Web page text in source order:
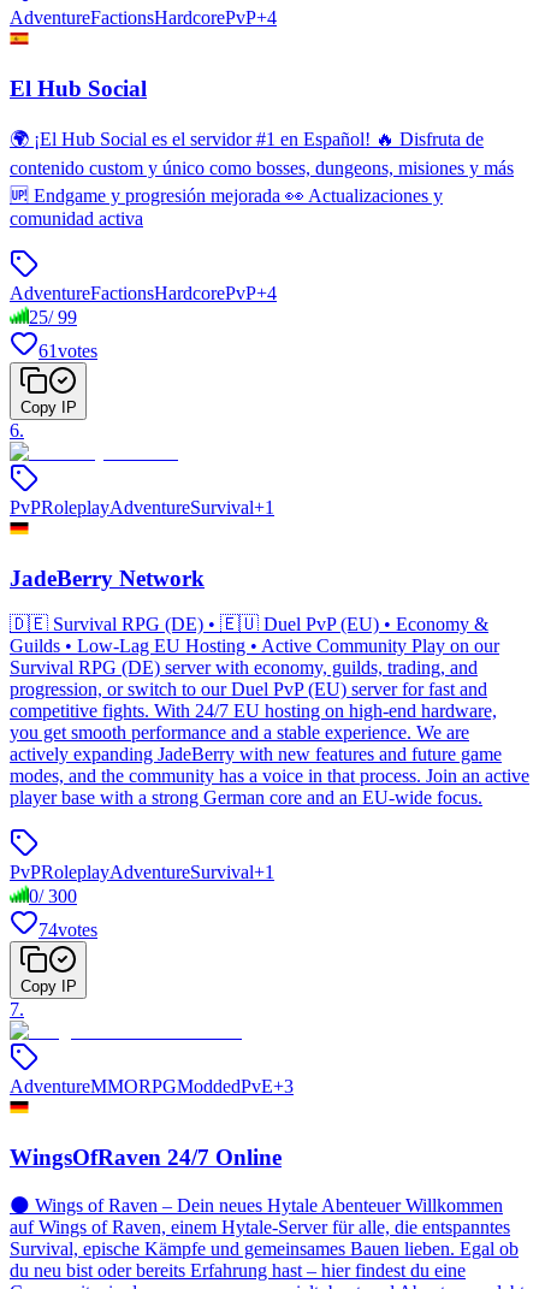
AdventureFactionsHardcorePvP+4
El Hub Social
🌍 ¡El Hub Social es el servidor #1 en Español! 🔥 Disfruta de
contenido custom y único como bosses, dungeons, misiones y más
🆙 Endgame y progresión mejorada 👀 Actualizaciones y
comunidad activa
AdventureFactionsHardcorePvP+4
25/99
61votes
Copy IP
6.
PvPRoleplayAdventureSurvival+1
JadeBerry Network
🇩🇪 Survival RPG (DE) • 🇪🇺 Duel PvP (EU) • Economy &
Guilds • Low-Lag EU Hosting • Active Community Play on our
Survival RPG (DE) server with economy, guilds, trading, and
progression, or switch to our Duel PvP (EU) server for fast and
competitive fights. With 24/7 EU hosting on high-end hardware,
you get smooth performance and a stable experience. We are
actively expanding JadeBerry with new features and future game
modes, and the community has a voice in that process. Join an active
player base with a strong German core and an EU-wide focus.
PvPRoleplayAdventureSurvival+1
0/300
74votes
Copy IP
7.
AdventureMMORPGModdedPvE+3
WingsOfRaven 24/7 Online
🌑 Wings of Raven – Dein neues Hytale Abenteuer Willkommen
auf Wings of Raven, einem Hytale-Server für alle, die entspanntes
Survival, epische Kämpfe und gemeinsames Bauen lieben. Egal ob
du neu bist oder bereits Erfahrung hast – hier findest du eine